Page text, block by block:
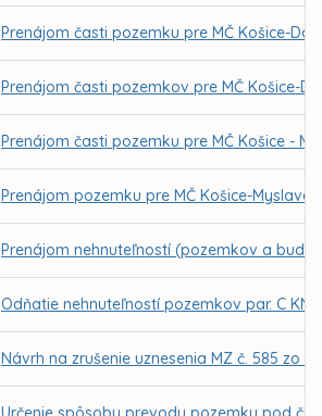
Prenájom časti pozemku pre MČ Košice-
Prenájom časti pozemkov pre MČ Košice-
Prenájom časti pozemku pre MČ Košice -
Prenájom pozemku pre MČ Košice-
Prenájom nehnuteľností (pozemkov a
Odňatie nehnuteľností pozemkov par. C KN
Návrh na zrušenie uznesenia MZ č. 585 zo